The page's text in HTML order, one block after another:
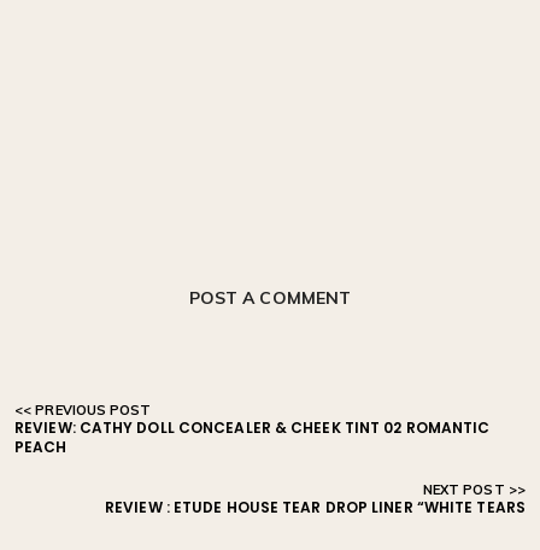
POST A COMMENT
REVIEW: CATHY DOLL CONCEALER & CHEEK TINT 02 ROMANTIC
PEACH
REVIEW : ETUDE HOUSE TEAR DROP LINER “WHITE TEARS